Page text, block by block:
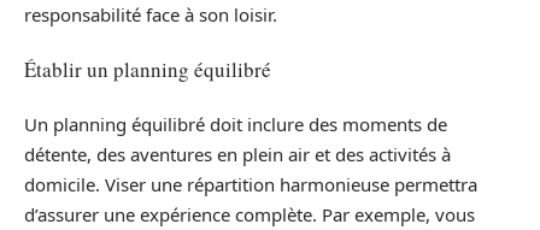
responsabilité face à son loisir.
Établir un planning équilibré
Un planning équilibré doit inclure des moments de
détente, des aventures en plein air et des activités à
domicile. Viser une répartition harmonieuse permettra
d’assurer une expérience complète. Par exemple, vous